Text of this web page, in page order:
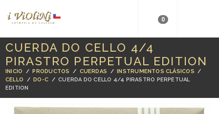
0
CUERDA DO CELLO 4/4
PIRASTRO PERPETUAL EDITION
INICIO /PRODUCTOS / CUERDAS /INSTRUMENTOS CLÁSICOS /
CELLO /DO-C /CUERDA DO CELLO 4/4 PIRASTRO PERPETUAL
EDITION